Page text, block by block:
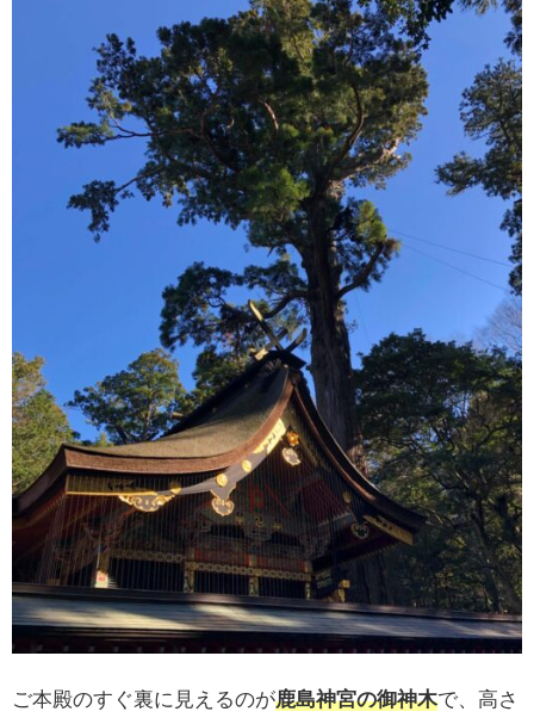
ご本殿のすぐ裏に見えるのが鹿島神宮の御神木で、高さ